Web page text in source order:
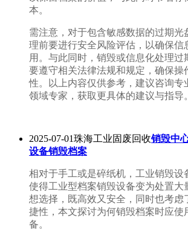
本。
需注意，对于包含敏感数据的过期光
理前要进行安全风险评估，以确保信
用。与此同时，销毁或信息化处理过
要遵守相关法律法规和规定，确保操
性。以上内容仅供参考，建议咨询专
领域专家，获取更具体的建议与指导。
2025-07-01珠海工业固废回收销毁中
设备销毁档案
相对于手工或是碎纸机，工业销毁设
使得工业型档案销毁设备变为处置大
想选择，既高效又安全，同时也考虑
捷性，本文探讨为何销毁档案时应使
备。